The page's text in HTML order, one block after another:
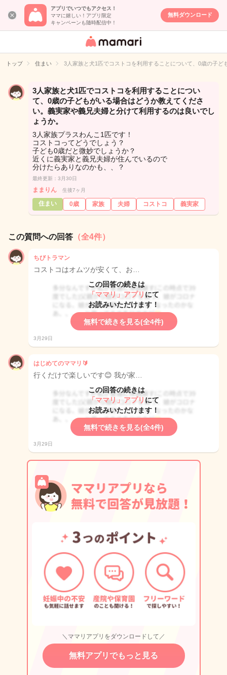
アプリでいつでもアクセス！
ママに嬉しい！アプリ限定
キャンペーンも随時配信中！
無料ダウンロード
女性専用匿名QA
イト
トップ 住まい 3人家族と犬1匹でコストコを利用することについて、0歳の子
3人家族と犬1匹でコストコを利用することについ
て、0歳の子どもがいる場合はどうか教えてくださ
い。義実家や義兄夫婦と分けて利用するのは良いでし
ょうか。
3人家族プラスわんこ1匹です！
コストコってどうでしょう？
子ども0歳だと微妙でしょうか？
近くに義実家と義兄夫婦が住んでいるので
分けたらありなのかも、、？
最終更新：3月30日
ままりん 生後7ヶ月
住まい 0歳 家族 夫婦 コストコ 義実家
この質問への回答 （全4件）
ちびトラマン
コストコはオムツが安くて、お…
この回答の続きは
「ママリ」アプリ にて
お読みいただけます！
無料で続きを見る(全4件)
3月29日
はじめてのママリ🔰
行くだけで楽しいです😊 我が家…
この回答の続きは
「ママリ」アプリ にて
お読みいただけます！
無料で続きを見る(全4件)
3月29日
＼ママリアプリをダウンロードして／
無料アプリでもっと見る